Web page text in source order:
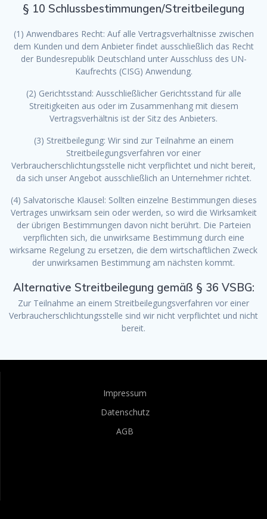
§ 10 Schlussbestimmungen/Streitbeilegung
(1) Anwendbares Recht: Auf alle Vertragsverhältnisse zwischen
dem Kunden und dem Anbieter findet ausschließlich das Recht
der Bundesrepublik Deutschland unter Ausschluss des UN-
Kaufrechts (CISG) Anwendung.
(2) Gerichtsstand: Ausschließlicher Gerichtsstand für alle
Streitigkeiten aus oder im Zusammenhang mit diesem
Vertragsverhältnis ist der Sitz des Anbieters.
(3) Streitbeilegung: Wir sind zur Teilnahme an einem
Streitbeilegungsverfahren vor einer
Verbraucherschlichtungsstelle nicht verpflichtet und nicht bereit,
da sich unser Angebot ausschließlich an Unternehmer richtet.
(4) Salvatorische Klausel: Sollten einzelne Bestimmungen dieses
Vertrages unwirksam sein oder werden, so wird die Wirksamkeit
der übrigen Bestimmungen davon nicht berührt. Die Parteien
verpflichten sich, die unwirksame Bestimmung durch eine
wirksame Regelung zu ersetzen, die dem wirtschaftlichen Zweck
der unwirksamen Bestimmung am nächsten kommt.
Alternative Streitbeilegung gemäß § 36 VSBG:
Zur Teilnahme an einem Streitbeilegungsverfahren vor einer
Verbraucherschlichtungsstelle sind wir nicht verpflichtet und nicht
bereit.
Impressum
Datenschutz
AGB